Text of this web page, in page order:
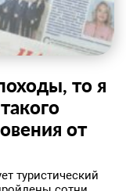
то я
от
туристический